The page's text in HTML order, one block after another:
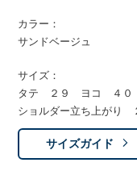
カラー：
サンドベージュ
サイズ：
タテ ２９ ヨコ ４０
ショルダー立ち上がり
サイズガイド